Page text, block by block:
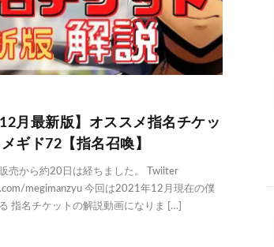
12月最新版】オススメ指名チケッ
ギド72【指名召喚】
売から約20日は経ちました。 Twiiter
megimanzyu 今回は2021年12月現在の僕
指名チケットの解説動画になりま […]